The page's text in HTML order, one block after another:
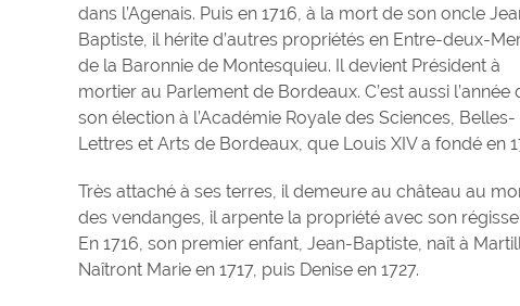
dans l’Agenais. Puis en 1716, à la mort de son oncle
Baptiste, il hérite d’autres propriétés en Entre-deux-
de la Baronnie de Montesquieu. Il devient Président à
mortier au Parlement de Bordeaux. C’est aussi l’année
son élection à l’Académie Royale des Sciences, Belles-
Lettres et Arts de Bordeaux, que Louis XIV a fondé en
Très attaché à ses terres, il demeure au château au
des vendanges, il arpente la propriété avec son
En 1716, son premier enfant, Jean-Baptiste, naît à
Naîtront Marie en 1717, puis Denise en 1727.